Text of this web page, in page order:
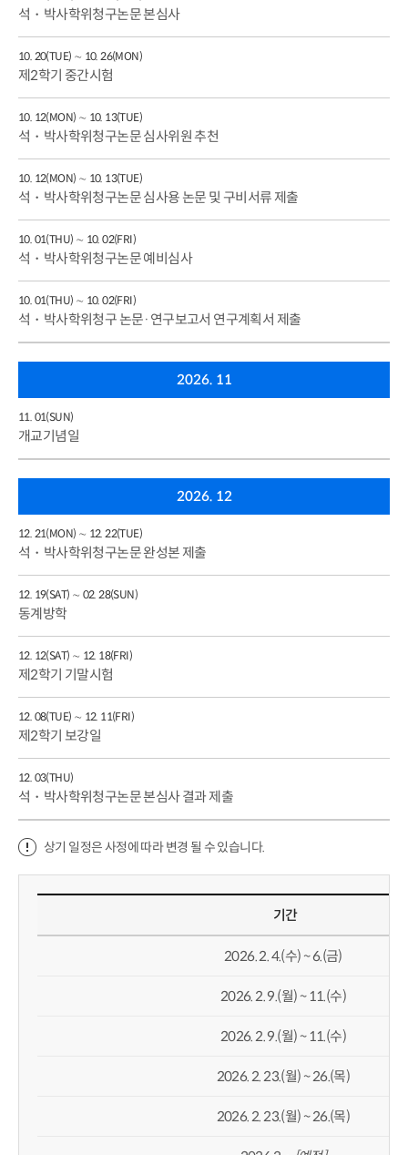
석・박사학위청구논문 본심사
10. 20(TUE) ∼ 10. 26(MON)
제2학기 중간시험
10. 12(MON) ∼ 10. 13(TUE)
석・박사학위청구논문 심사위원 추천
10. 12(MON) ∼ 10. 13(TUE)
석・박사학위청구논문 심사용 논문 및 구비서류 제출
10. 01(THU) ∼ 10. 02(FRI)
석・박사학위청구논문 예비심사
10. 01(THU) ∼ 10. 02(FRI)
석・박사학위청구 논문·연구보고서 연구계획서 제출
2026. 11
11. 01(SUN)
개교기념일
2026. 12
12. 21(MON) ∼ 12. 22(TUE)
석・박사학위청구논문 완성본 제출
12. 19(SAT) ∼ 02. 28(SUN)
동계방학
12. 12(SAT) ∼ 12. 18(FRI)
제2학기 기말시험
12. 08(TUE) ∼ 12. 11(FRI)
제2학기 보강일
12. 03(THU)
석・박사학위청구논문 본심사 결과 제출
상기 일정은 사정에 따라 변경 될 수 있습니다.
기간
2026. 2. 4.(수) ~ 6.(금)
2026. 2. 9.(월) ~ 11.(수)
2026. 2. 9.(월) ~ 11.(수)
2026. 2. 23.(월) ~ 26.(목)
2026. 2. 23.(월) ~ 26.(목)